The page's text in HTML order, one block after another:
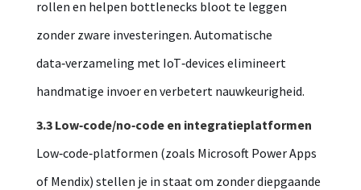
rollen en helpen bottlenecks bloot te leggen
zonder zware investeringen. Automatische
data‑verzameling met IoT‑devices elimineert
handmatige invoer en verbetert nauwkeurigheid.
3.3 Low‑code/no‑code en integratieplatformen
Low‑code‑platformen (zoals Microsoft Power Apps
of Mendix) stellen je in staat om zonder diepgaande